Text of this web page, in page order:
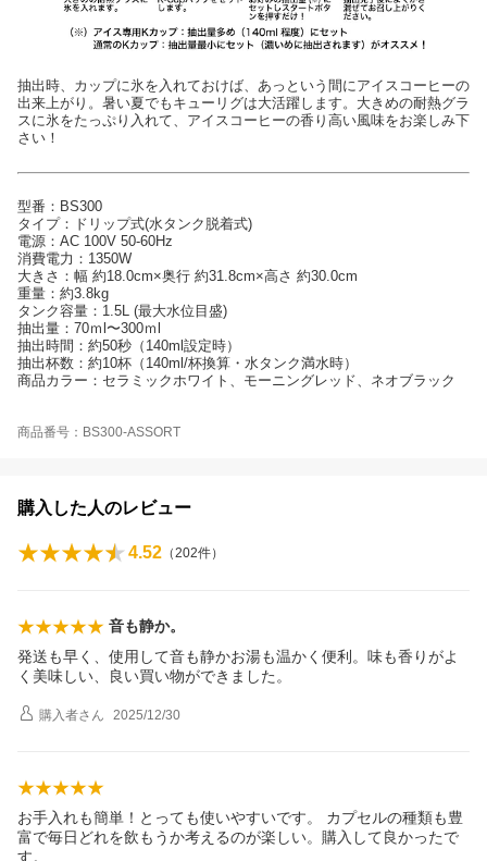
抽出時、カップに氷を入れておけば、あっという間にアイスコーヒーの
出来上がり。暑い夏でもキューリグは大活躍します。大きめの耐熱グラ
スに氷をたっぷり入れて、アイスコーヒーの香り高い風味をお楽しみ下
さい！
型番：BS300
タイプ：ドリップ式(水タンク脱着式)
電源：AC 100V 50-60Hz
消費電力：1350W
大きさ：幅 約18.0cm×奥行 約31.8cm×高さ 約30.0cm
重量：約3.8kg
タンク容量：1.5L (最大水位目盛)
抽出量：70ｍl〜300ｍl
抽出時間：約50秒（140ml設定時）
抽出杯数：約10杯（140ml/杯換算・水タンク満水時）
商品カラー：セラミックホワイト、モーニングレッド、ネオブラック
商品番号：BS300-ASSORT
購入した人のレビュー
4.52 （202件）
音も静か。
発送も早く、使用して音も静かお湯も温かく便利。味も香りがよ
く美味しい、良い買い物ができました。
購入者さん 2025/12/30
お手入れも簡単！とっても使いやすいです。 カプセルの種類も豊
富で毎日どれを飲もうか考えるのが楽しい。購入して良かったで
す。